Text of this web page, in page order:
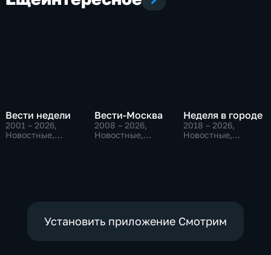
Вести недели
2001 – 2026,
Новостные,
Вести-Москва
2008 – 2026,
Новостные,
Неделя в городе
2018 – 2026,
Новостные,
Установить приложение Смотрим